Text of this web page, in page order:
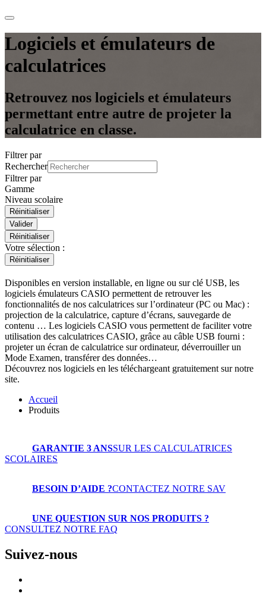
Logiciels et émulateurs de
calculatrices
Retrouvez nos logiciels et émulateurs
permettant entre autre de projeter la
calculatrice en classe.
Filtrer par
Rechercher
Filtrer par
Gamme
Niveau scolaire
Valider
Réinitialiser
Votre sélection :
Réinitialiser
Disponibles en version installable, en ligne ou sur clé USB, les
logiciels émulateurs CASIO permettent de retrouver les
fonctionnalités de nos calculatrices sur l’ordinateur (PC ou Mac) :
projection de la calculatrice, capture d’écrans, sauvegarde de
contenu … Les logiciels CASIO vous permettent de faciliter votre
utilisation des calculatrices CASIO, grâce au câble USB fourni :
projeter un écran de calculatrice sur ordinateur, déverrouiller un
Mode Examen, transférer des données…
Découvrez nos logiciels en les téléchargeant gratuitement sur notre
site.
Accueil
Produits
GARANTIE 3 ANSSUR LES CALCULATRICES
SCOLAIRES
BESOIN D’AIDE ?CONTACTEZ NOTRE SAV
UNE QUESTION SUR NOS PRODUITS ?
CONSULTEZ NOTRE FAQ
Suivez-nous